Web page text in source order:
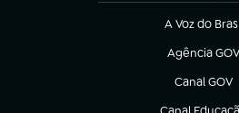
A Voz do
(abre em
Agência GOV
(abre em
Canal GOV
(abre em